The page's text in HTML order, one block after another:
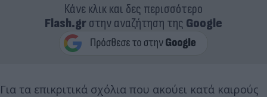
Κάνε κλικ και δες περισσότερο
Flash.grστην αναζήτηση της Google
Για τα επικριτικά σχόλια που ακούει κατά καιρούς